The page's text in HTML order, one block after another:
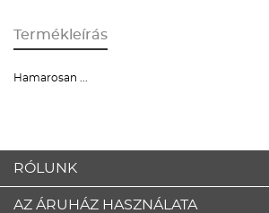
Termékleírás
Hamarosan ...
RÓLUNK
AZ ÁRUHÁZ HASZNÁLATA